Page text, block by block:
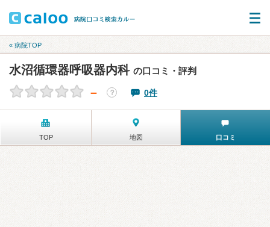
« 病院TOP
水沼循環器呼吸器内科 の口コミ・評判
－ ？ 0件
TOP 地図 口コミ